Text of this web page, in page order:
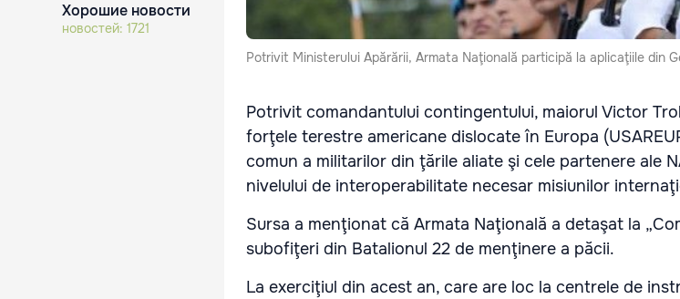
Хорошие новости
новостей: 1721
Potrivit Ministerului Apărării, Armata Naţională participă la aplicaţiile din
Potrivit comandantului contingentului, maiorul Victor
forţele terestre americane dislocate în Europa
comun a militarilor din ţările aliate şi cele partenere ale
nivelului de interoperabilitate necesar misiunilor
Sursa a menţionat că Armata Naţională a detaşat la
subofiţeri din Batalionul 22 de menţinere a păcii.
La exerciţiul din acest an, care are loc la centrele de